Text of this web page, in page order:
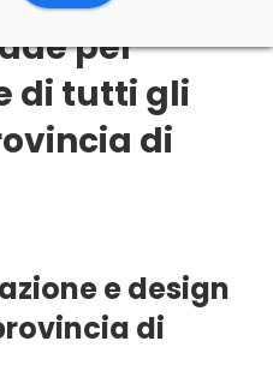
per
di tutti gli
di
e design
di